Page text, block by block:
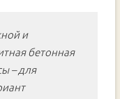
и
бетонная
– для